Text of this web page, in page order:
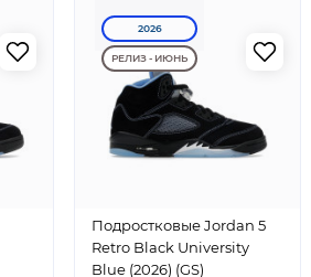
2026
РЕЛИЗ - ИЮНЬ
Подростковые Jordan 5
Retro Black University
Blue (2026) (GS)